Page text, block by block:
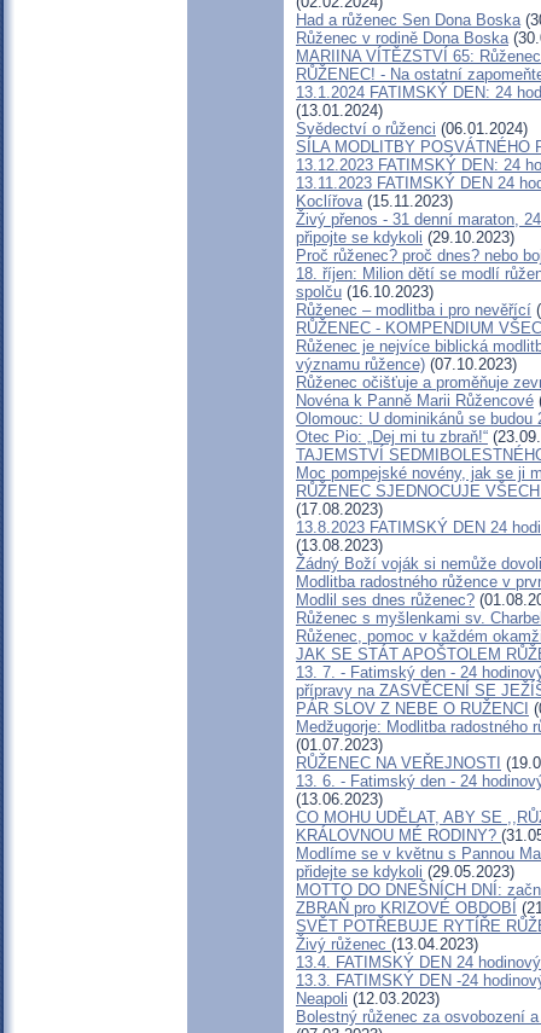
Had a růženec Sen Dona Boska
Růženec v rodině Dona Boska
MARIINA VÍTĚZSTVÍ 65:
RŮŽENEC! - Na ostatní
13.1.2024 FATIMSKÝ DEN: 24
(13.01.2024)
Svědectví o růženci (06.01.2024)
SÍLA MODLITBY POSVÁTNÉHO
13.12.2023 FATIMSKÝ DEN: 24
13.11.2023 FATIMSKÝ DEN 24
Koclířova(15.11.2023)
Živý přenos - 31 denní maraton,
připojte se kdykoli (29.10.2023)
Proč růženec? proč dnes? nebo
18. říjen: Milion dětí se modlí
spolču (16.10.2023)
Růženec – modlitba i pro nevěřící
RŮŽENEC - KOMPENDIUM
Růženec je nejvíce biblická
významu růžence) (07.10.2023)
Růženec očišťuje a proměňuje
Novéna k Panně Marii Růžencové
Olomouc: U dominikánů se budou
Otec Pio: „Dej mi tu zbraň!“
TAJEMSTVÍ
Moc pompejské novény, jak se ji
RŮŽENEC SJEDNOCUJE
(17.08.2023)
13.8.2023 FATIMSKÝ DEN 24
(13.08.2023)
Žádný Boží voják si nemůže
Modlitba radostného růžence v
Modlil ses dnes růženec?
Růženec s myšlenkami sv.
Růženec, pomoc v každém
JAK SE STÁT APOŠTOLEM
13. 7. - Fatimský den - 24
přípravy na ZASVĚCENÍ SE
PÁR SLOV Z NEBE O RUŽENCI
Medžugorje: Modlitba
(01.07.2023)
RŮŽENEC NA VEŘEJNOSTI
13. 6. - Fatimský den - 24
(13.06.2023)
CO MOHU UDĚLAT, ABY SE
KRÁLOVNOU MÉ RODINY?
Modlíme se v květnu s Pannou
přidejte se kdykoli (29.05.2023)
MOTTO DO DNEŠNÍCH DNÍ:
ZBRAŇ pro KRIZOVÉ OBDOBÍ
SVĚT POTŘEBUJE RYTÍŘE
Živý růženec (13.04.2023)
13.4. FATIMSKÝ DEN 24
13.3. FATIMSKÝ DEN -24
Neapoli (12.03.2023)
Bolestný růženec za osvobození